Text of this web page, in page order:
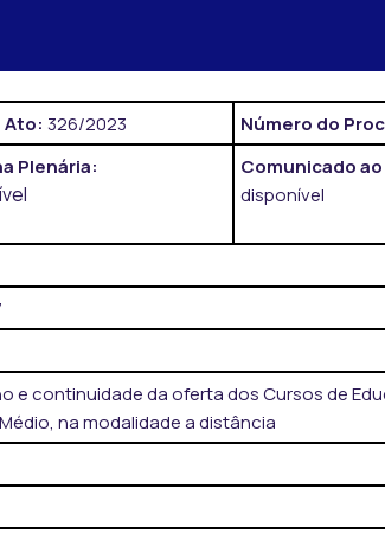
Ato: 326/2023 Número do
Plenária: Comunicado
disponível
e continuidade da oferta dos Cursos de
na modalidade a distância